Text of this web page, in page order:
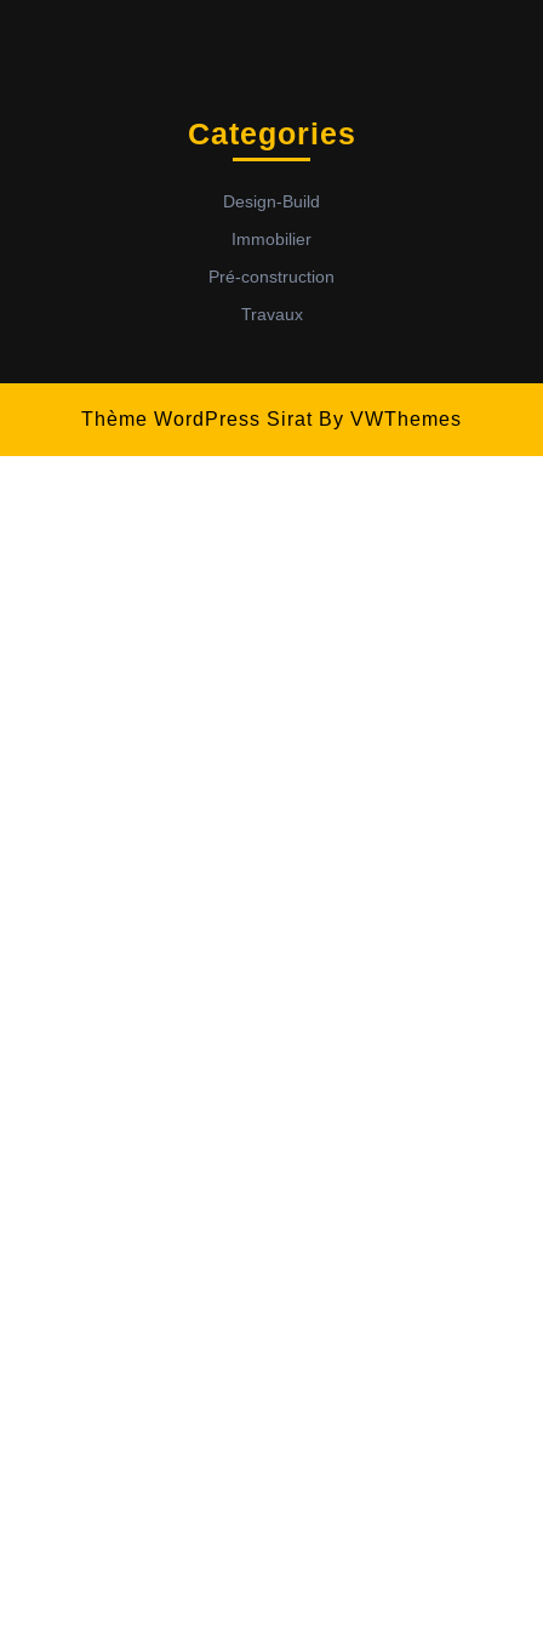
Categories
Design-Build
Immobilier
Pré-construction
Travaux
Thème WordPress Sirat By VWThemes